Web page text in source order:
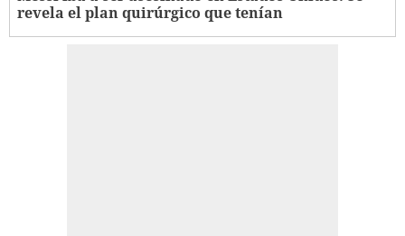
revela el plan quirúrgico que tenían